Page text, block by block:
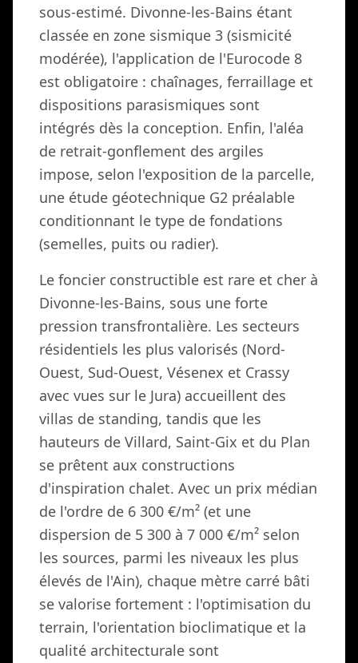
sous-estimé. Divonne-les-Bains étant
classée en zone sismique 3 (sismicité
modérée), l'application de l'Eurocode 8
est obligatoire : chaînages, ferraillage et
dispositions parasismiques sont
intégrés dès la conception. Enfin, l'aléa
de retrait-gonflement des argiles
impose, selon l'exposition de la parcelle,
une étude géotechnique G2 préalable
conditionnant le type de fondations
(semelles, puits ou radier).
Le foncier constructible est rare et cher à
Divonne-les-Bains, sous une forte
pression transfrontalière. Les secteurs
résidentiels les plus valorisés (Nord-
Ouest, Sud-Ouest, Vésenex et Crassy
avec vues sur le Jura) accueillent des
villas de standing, tandis que les
hauteurs de Villard, Saint-Gix et du Plan
se prêtent aux constructions
d'inspiration chalet. Avec un prix médian
de l'ordre de 6 300 €/m² (et une
dispersion de 5 300 à 7 000 €/m² selon
les sources, parmi les niveaux les plus
élevés de l'Ain), chaque mètre carré bâti
se valorise fortement : l'optimisation du
terrain, l'orientation bioclimatique et la
qualité architecturale sont